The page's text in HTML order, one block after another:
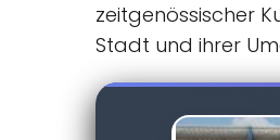
zeitgenössischer
Stadt und ihrer